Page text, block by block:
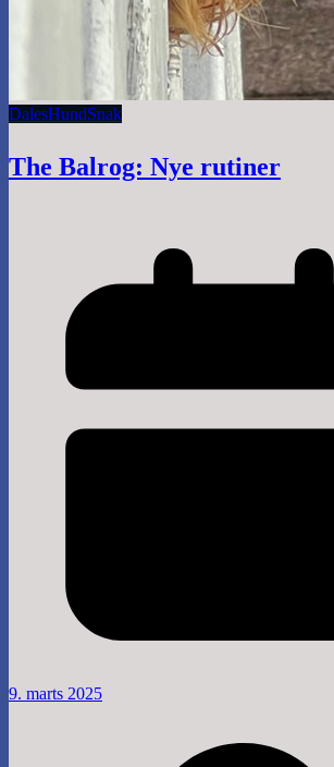
DalesHundSnak
The Balrog: Nye rutiner
9. marts 2025